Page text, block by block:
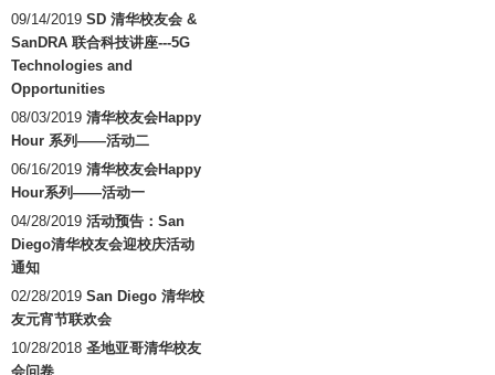
09/14/2019 SD 清华校友会 &
SanDRA 联合科技讲座---5G
Technologies and
Opportunities
08/03/2019 清华校友会Happy
Hour 系列——活动二
06/16/2019 清华校友会Happy
Hour系列——活动一
04/28/2019 活动预告：San
Diego清华校友会迎校庆活动
通知
02/28/2019 San Diego 清华校
友元宵节联欢会
10/28/2018 圣地亚哥清华校友
会问卷